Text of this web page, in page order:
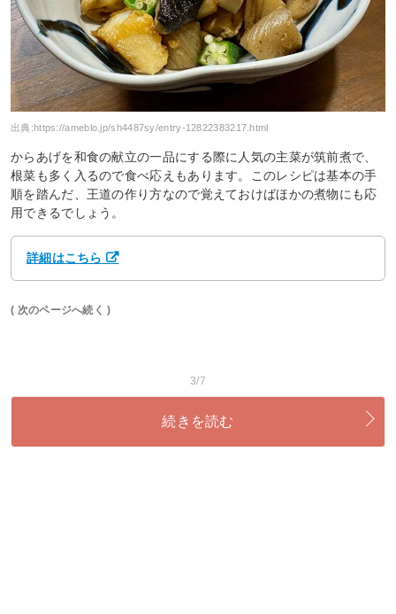
出典:https://ameblo.jp/sh4487sy/entry-12822383217.html
からあげを和食の献立の一品にする際に人気の主菜が筑前煮で、
根菜も多く入るので食べ応えもあります。このレシピは基本の手
順を踏んだ、王道の作り方なので覚えておけばほかの煮物にも応
用できるでしょう。
詳細はこちら
( 次のページへ続く )
3/7
続きを読む